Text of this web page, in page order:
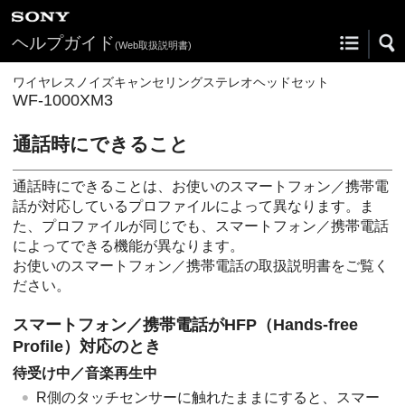
ヘルプガイド(Web取扱説明書)
ワイヤレスノイズキャンセリングステレオヘッドセット
WF-1000XM3
通話時にできること
通話時にできることは、お使いのスマートフォン／携帯電
話が対応しているプロファイルによって異なります。ま
た、プロファイルが同じでも、スマートフォン／携帯電話
によってできる機能が異なります。
お使いのスマートフォン／携帯電話の取扱説明書をご覧く
ださい。
スマートフォン／携帯電話がHFP （Hands-free
Profile）対応のとき
待受け中／音楽再生中
R側のタッチセンサーに触れたままにすると、スマー